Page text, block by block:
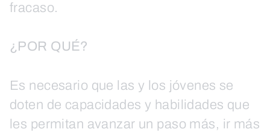
fracaso.
¿POR QUÉ?
Es necesario que las y los jóvenes se
doten de capacidades y habilidades que
les permitan avanzar un paso más, ir más